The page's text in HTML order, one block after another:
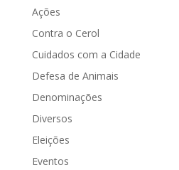
Ações
Contra o Cerol
Cuidados com a Cidade
Defesa de Animais
Denominações
Diversos
Eleições
Eventos